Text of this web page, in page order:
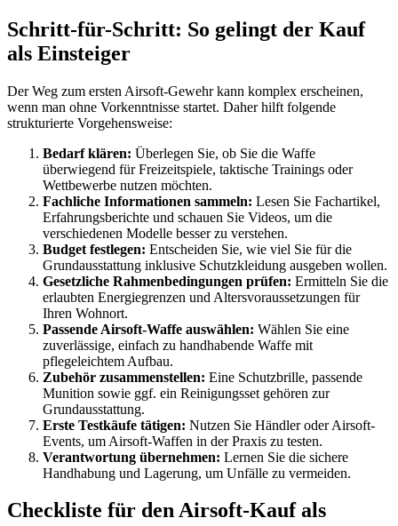
Schritt-für-Schritt: So gelingt der Kauf
als Einsteiger
Der Weg zum ersten Airsoft-Gewehr kann komplex erscheinen,
wenn man ohne Vorkenntnisse startet. Daher hilft folgende
strukturierte Vorgehensweise:
Bedarf klären: Überlegen Sie, ob Sie die Waffe
überwiegend für Freizeitspiele, taktische Trainings oder
Wettbewerbe nutzen möchten.
Fachliche Informationen sammeln: Lesen Sie Fachartikel,
Erfahrungsberichte und schauen Sie Videos, um die
verschiedenen Modelle besser zu verstehen.
Budget festlegen: Entscheiden Sie, wie viel Sie für die
Grundausstattung inklusive Schutzkleidung ausgeben wollen.
Gesetzliche Rahmenbedingungen prüfen: Ermitteln Sie die
erlaubten Energiegrenzen und Altersvoraussetzungen für
Ihren Wohnort.
Passende Airsoft-Waffe auswählen: Wählen Sie eine
zuverlässige, einfach zu handhabende Waffe mit
pflegeleichtem Aufbau.
Zubehör zusammenstellen: Eine Schutzbrille, passende
Munition sowie ggf. ein Reinigungsset gehören zur
Grundausstattung.
Erste Testkäufe tätigen: Nutzen Sie Händler oder Airsoft-
Events, um Airsoft-Waffen in der Praxis zu testen.
Verantwortung übernehmen: Lernen Sie die sichere
Handhabung und Lagerung, um Unfälle zu vermeiden.
Checkliste für den Airsoft-Kauf als